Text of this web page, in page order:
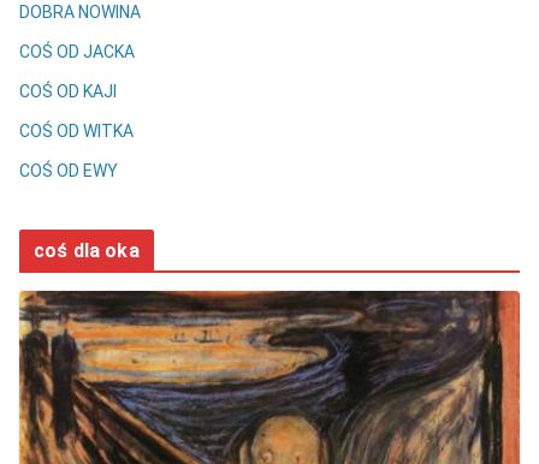
DOBRA NOWINA
COŚ OD JACKA
COŚ OD KAJI
COŚ OD WITKA
COŚ OD EWY
coś dla oka